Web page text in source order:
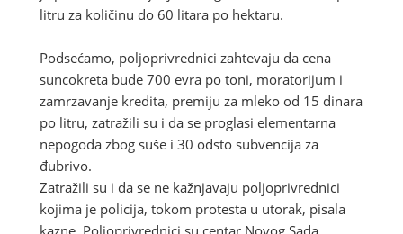
litru za količinu do 60 litara po hektaru.
Podsećamo, poljoprivrednici zahtevaju da cena
suncokreta bude 700 evra po toni, moratorijum i
zamrzavanje kredita, premiju za mleko od 15 dinara
po litru, zatražili su i da se proglasi elementarna
nepogoda zbog suše i 30 odsto subvencija za
đubrivo.
Zatražili su i da se ne kažnjavaju poljoprivrednici
kojima je policija, tokom protesta u utorak, pisala
kazne. Poljoprivrednici su centar Novog Sada